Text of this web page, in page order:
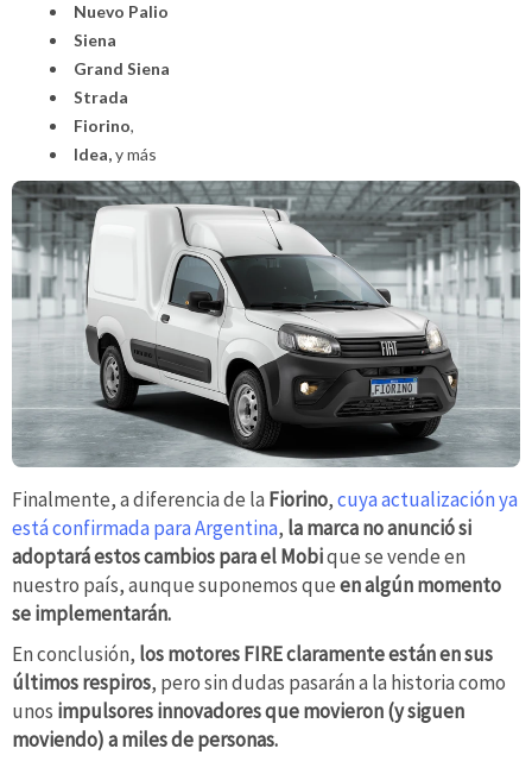
Nuevo Palio
Siena
Grand Siena
Strada
Fiorino,
Idea,y más
Finalmente, a diferencia de la Fiorino,cuya actualización ya
está confirmada para Argentina, la marca no anunció si
adoptará estos cambios para el Mobique se vende en
nuestro país, aunque suponemos queen algún momento
se implementarán.
En conclusión, los motores FIRE claramente están en sus
últimos respiros, pero sin dudas pasarán a la historia como
unos impulsoresinnovadores que movieron (y siguen
moviendo) a miles de personas.